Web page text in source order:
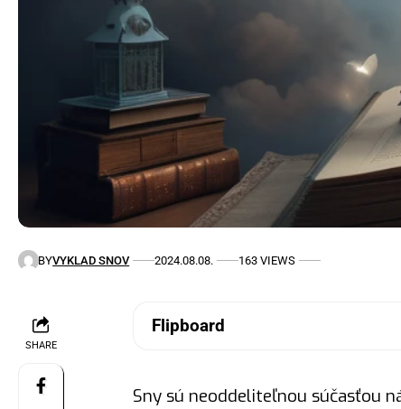
BYVYKLAD SNOV 2024.08.08. 163 VIEWS
SHARE
Flipboard
Sny sú neoddeliteľnou súčasťou